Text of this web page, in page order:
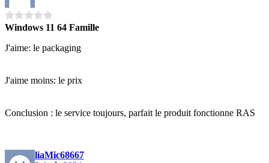
Windows 11 64 Famille
J'aime: le packaging
J'aime moins: le prix
Conclusion : le service toujours, parfait le produit fonctionne RAS
liaMic68667